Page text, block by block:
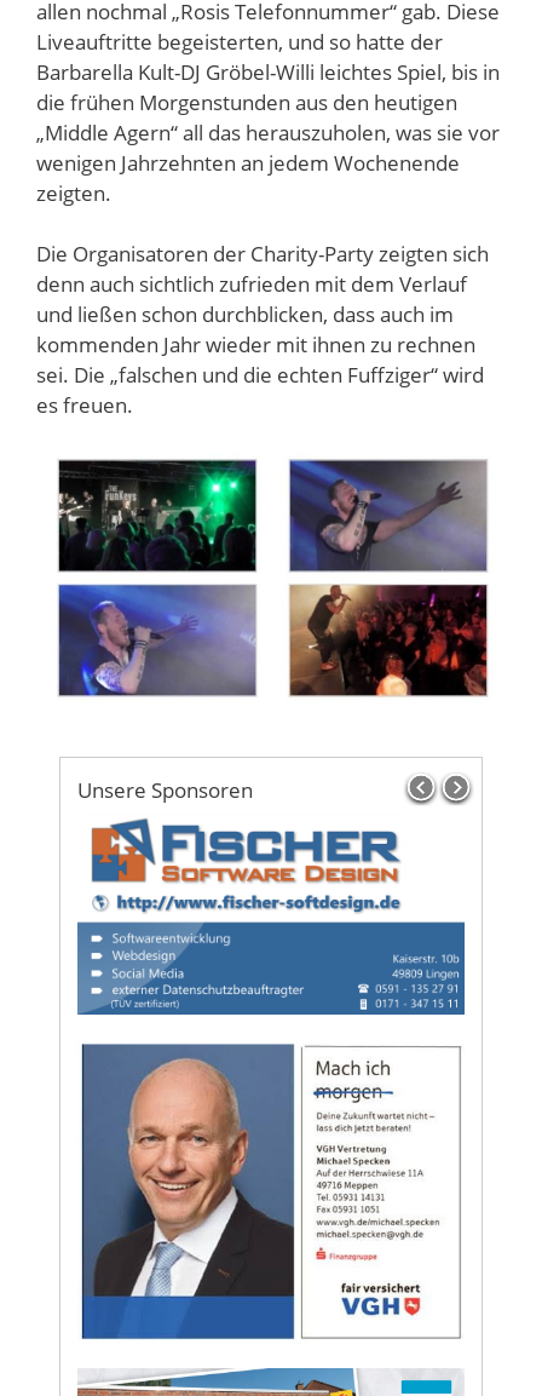
allen nochmal „Rosis Telefonnummer“ gab. Diese
Liveauftritte begeisterten, und so hatte der
Barbarella Kult-DJ Gröbel-Willi leichtes Spiel, bis in
die frühen Morgenstunden aus den heutigen
„Middle Agern“ all das herauszuholen, was sie vor
wenigen Jahrzehnten an jedem Wochenende
zeigten.
Die Organisatoren der Charity-Party zeigten sich
denn auch sichtlich zufrieden mit dem Verlauf
und ließen schon durchblicken, dass auch im
kommenden Jahr wieder mit ihnen zu rechnen
sei. Die „falschen und die echten Fuffziger“ wird
es freuen.
Unsere Sponsoren